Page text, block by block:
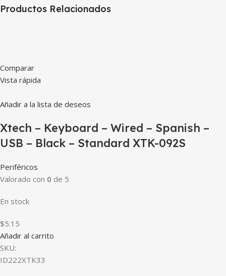
Productos Relacionados
Comparar
Vista rápida
Añadir a la lista de deseos
Xtech – Keyboard – Wired – Spanish –
USB – Black – Standard XTK-092S
Periféricos
Valorado con 0 de 5
En stock
$5.15
Añadir al carrito
SKU:
ID222XTK33